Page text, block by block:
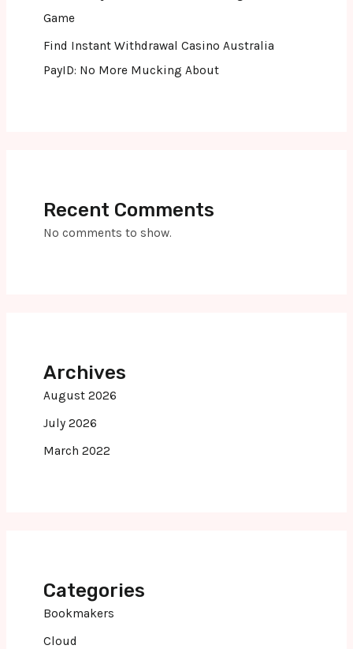
Game
Find Instant Withdrawal Casino Australia
PayID: No More Mucking About
Recent Comments
No comments to show.
Archives
August 2026
July 2026
March 2022
Categories
Bookmakers
Cloud